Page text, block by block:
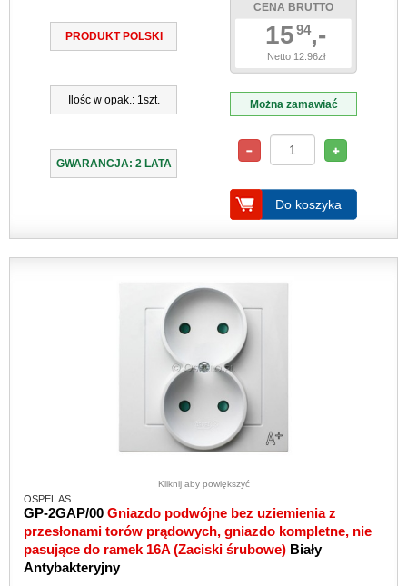
PRODUKT POLSKI
Ilośc w opak.: 1szt.
GWARANCJA: 2 LATA
CENA BRUTTO
1594,-
Netto 12.96zł
Można zamawiać
Do koszyka
Kliknij aby powiększyć
OSPEL AS
GP-2GAP/00 Gniazdo podwójne bez uziemienia z
przesłonami torów prądowych, gniazdo kompletne, nie
pasujące do ramek 16A (Zaciski śrubowe) Biały
Antybakteryjny